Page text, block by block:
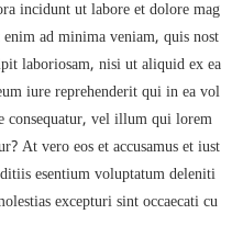
incidunt ut labore et dolore mag
ad minima veniam, quis nost
laboriosam, nisi ut aliquid ex ea
iure reprehenderit qui in ea vol
consequatur, vel illum qui lorem
At vero eos et accusamus et iust
esentium voluptatum deleniti
excepturi sint occaecati cu